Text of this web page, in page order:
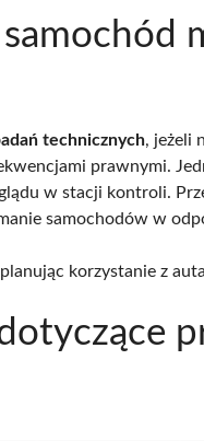
technicznych, jeżeli
prawnymi.
w stacji kontroli.
samochodów w
korzystanie z